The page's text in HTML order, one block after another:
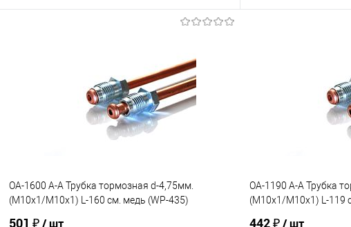
Под заказ
OA-1600 A-A Трубка тормозная d-4,75мм.
(М10х1/М10х1) L-160 см. медь (WP-435)
501 ₽/ шт
OA-1190 A-A Трубка
(М10х1/М10х1) L-119
442 ₽/ шт